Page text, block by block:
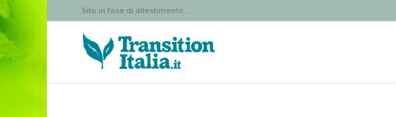
Sito in fase di allestimento...